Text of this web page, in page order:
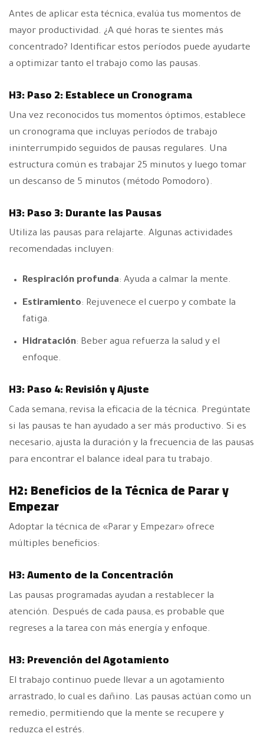
Antes de aplicar esta técnica, evalúa tus momentos de
mayor productividad. ¿A qué horas te sientes más
concentrado? Identificar estos períodos puede ayudarte
a optimizar tanto el trabajo como las pausas.
H3: Paso 2: Establece un Cronograma
Una vez reconocidos tus momentos óptimos, establece
un cronograma que incluyas períodos de trabajo
ininterrumpido seguidos de pausas regulares. Una
estructura común es trabajar 25 minutos y luego tomar
un descanso de 5 minutos (método Pomodoro).
H3: Paso 3: Durante las Pausas
Utiliza las pausas para relajarte. Algunas actividades
recomendadas incluyen:
Respiración profunda: Ayuda a calmar la mente.
Estiramiento: Rejuvenece el cuerpo y combate la
fatiga.
Hidratación: Beber agua refuerza la salud y el
enfoque.
H3: Paso 4: Revisión y Ajuste
Cada semana, revisa la eficacia de la técnica. Pregúntate
si las pausas te han ayudado a ser más productivo. Si es
necesario, ajusta la duración y la frecuencia de las pausas
para encontrar el balance ideal para tu trabajo.
H2: Beneficios de la Técnica de Parar y
Empezar
Adoptar la técnica de «Parar y Empezar» ofrece
múltiples beneficios:
H3: Aumento de la Concentración
Las pausas programadas ayudan a restablecer la
atención. Después de cada pausa, es probable que
regreses a la tarea con más energía y enfoque.
H3: Prevención del Agotamiento
El trabajo continuo puede llevar a un agotamiento
arrastrado, lo cual es dañino. Las pausas actúan como un
remedio, permitiendo que la mente se recupere y
reduzca el estrés.